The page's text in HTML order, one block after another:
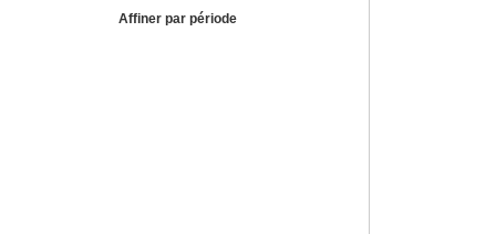
Affiner par période